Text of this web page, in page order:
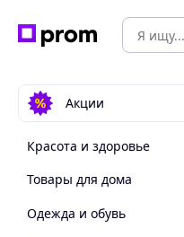
Акции
Красота и здоровье
Товары для дома
Одежда и обувь